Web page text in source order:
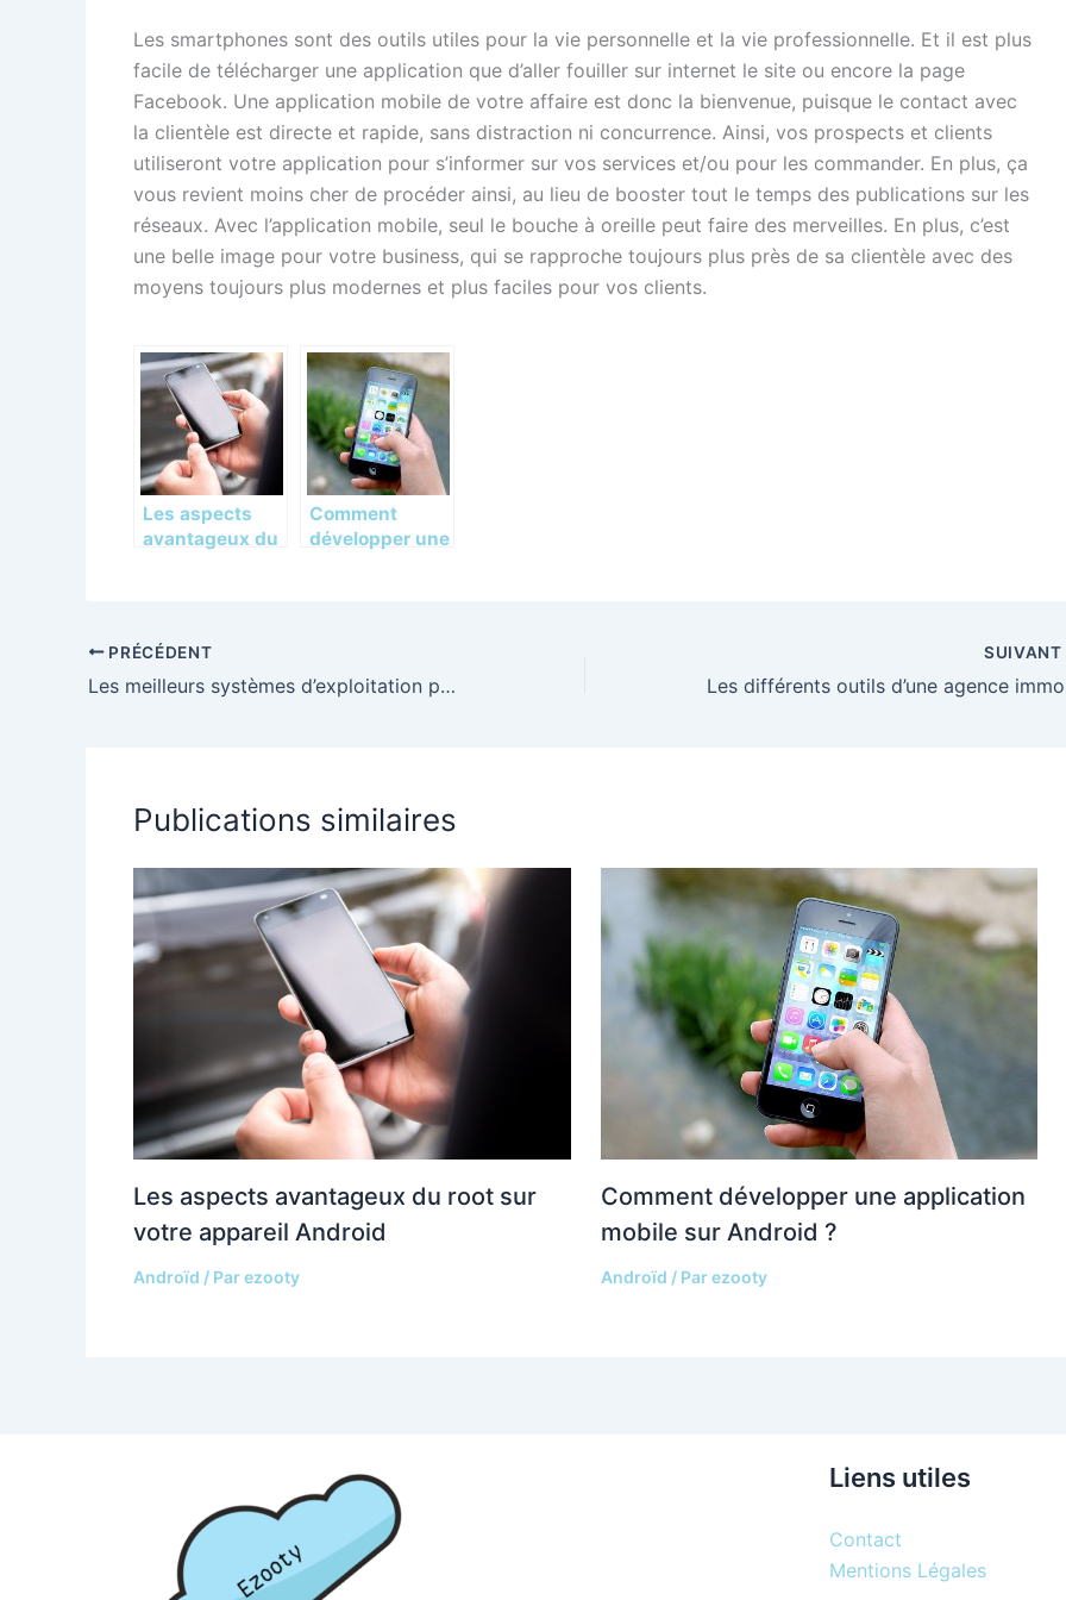
Les smartphones sont des outils utiles pour la vie personnelle et la vie professionnelle. Et il est plus
facile de télécharger une application que d’aller fouiller sur internet le site ou encore la page
Facebook. Une application mobile de votre affaire est donc la bienvenue, puisque le contact avec
la clientèle est directe et rapide, sans distraction ni concurrence. Ainsi, vos prospects et clients
utiliseront votre application pour s’informer sur vos services et/ou pour les commander. En plus, ça
vous revient moins cher de procéder ainsi, au lieu de booster tout le temps des publications sur les
réseaux. Avec l’application mobile, seul le bouche à oreille peut faire des merveilles. En plus, c’est
une belle image pour votre business, qui se rapproche toujours plus près de sa clientèle avec des
moyens toujours plus modernes et plus faciles pour vos clients.
Les aspects
avantageux du
Comment
développer une
PRÉCÉDENT
Les meilleurs systèmes d’exploitation pour Windows et Mac
SUIVANT
Publications similaires
Les aspects avantageux du root sur
votre appareil Android
Androïd / Parezooty
Comment développer une application
mobile sur Android ?
Androïd / Parezooty
Liens utiles
Contact
Mentions Légales